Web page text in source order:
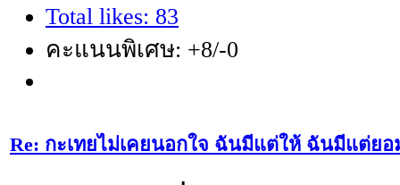
Total likes: 83
คะแนนพิเศษ: +8/-0
Re: กะเทยไม่เคยนอกใจ ฉันมีแต่ให้ ฉันมีแต่ยอ